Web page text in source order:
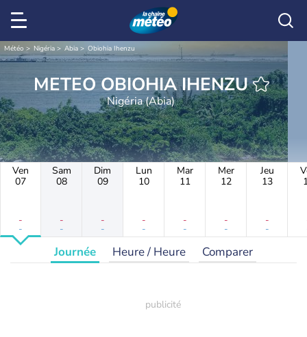
Météo Nigéria Abia Obiohia Ihenzu
METEO OBIOHIA IHENZU
Nigéria (Abia)
Ven
07
-
-
Sam
08
-
-
Dim
09
-
-
Lun
10
-
-
Mar
11
-
-
Mer
12
-
-
Jeu
13
-
-
Journée Heure / Heure Comparer